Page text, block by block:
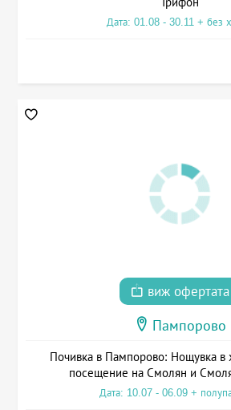
Дата: 01.08 - 30.11 + без
виж офертата
Пампорово
Почивка в Пампорово: Нощувка в
посещение на Смолян и
Дата: 10.07 - 06.09 +